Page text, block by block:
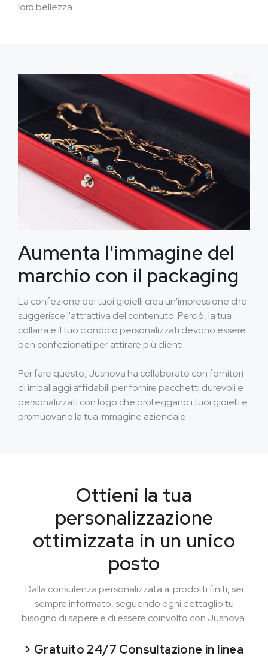
loro bellezza.
Aumenta l'immagine del
marchio con il packaging
La confezione dei tuoi gioielli crea un'impressione che
suggerisce l'attrattiva del contenuto. Perciò, la tua
collana e il tuo ciondolo personalizzati devono essere
ben confezionati per attirare più clienti.
Per fare questo, Jusnova ha collaborato con fornitori
di imballaggi affidabili per fornire pacchetti durevoli e
personalizzati con logo che proteggano i tuoi gioielli e
promuovano la tua immagine aziendale.
Ottieni la tua
personalizzazione
ottimizzata in un unico
posto
Dalla consulenza personalizzata ai prodotti finiti, sei
sempre informato, seguendo ogni dettaglio tu
bisogno di sapere e di essere coinvolto con Jusnova.
> Gratuito 24/7 Consultazione in linea